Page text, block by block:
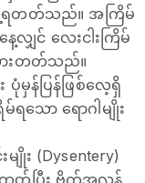
တွေ့ရတတ်သည်။ အကြိမ်
လျှင် လေးငါးကြိမ်
းတတ်သည်။
မှန်ပြန်ဖြစ်လေ့ရှိ
ရသော ရောဂါမျိုး
ျိုး (Dysentery)
တတ်ပြီး ဗိုက်အလွန်